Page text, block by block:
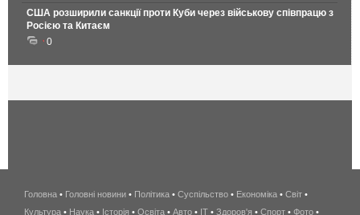
США розширили санкції проти Куби через військову співпрацю з
Росією та Китаєм
0
беспроводной
интернет
Головна • Головні новини • Політика • Суспільство • Економіка • Світ •
Культура • Наука • Історія • Освіта • Авто • IT • Здоров'я • Спорт • Фото •